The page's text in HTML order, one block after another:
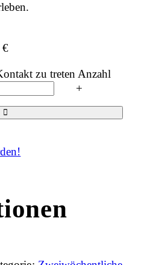
€
zu treten Anzahl
+